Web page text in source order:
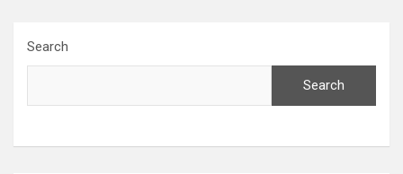
Search
Search